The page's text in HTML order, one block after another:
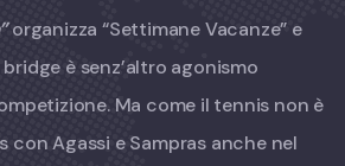
organizza “Settimane Vacanze” e
bridge è senz’altro agonismo
Ma come il tennis non è
con Agassi e Sampras anche nel